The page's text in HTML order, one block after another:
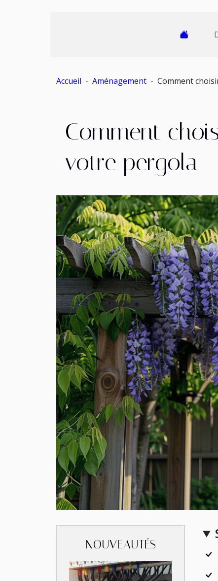
Accueil Aménagement Comment
Comment
votre pergola
NOUVEAUTÉS